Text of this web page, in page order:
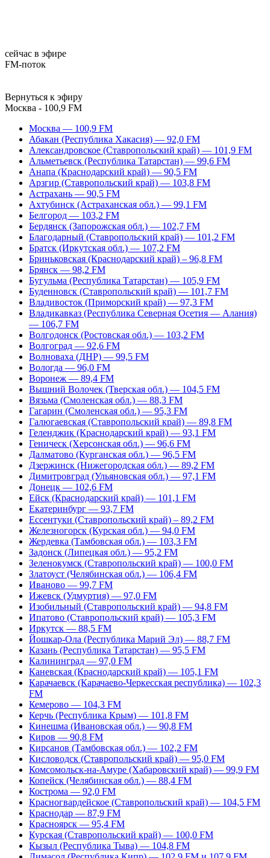
сейчас в эфире
FM-поток
Вернуться к эфиру
Москва - 100,9 FM
Москва — 100,9 FM
Абакан (Республика Хакасия) — 92,0 FM
Александровское (Ставропольский край) — 101,9 FM
Альметьевск (Республика Татарстан) — 99,6 FM
Анапа (Краснодарский край) — 90,5 FM
Арзгир (Ставропольский край) — 103,8 FM
Астрахань — 90,5 FM
Ахтубинск (Астраханская обл.) — 99,1 FM
Белгород — 103,2 FM
Бердянск (Запорожская обл.) — 102,7 FM
Благодарный (Ставропольский край) — 101,2 FM
Братск (Иркутская обл.) — 107,2 FM
Бриньковская (Краснодарский край) – 96,8 FM
Брянск — 98,2 FM
Бугульма (Республика Татарстан) — 105,9 FM
Буденновск (Ставропольский край) — 101,7 FM
Владивосток (Приморский край) — 97,3 FM
Владикавказ (Республика Северная Осетия — Алания)
— 106,7 FM
Волгодонск (Ростовская обл.) — 103,2 FM
Волгоград — 92,6 FM
Волноваха (ДНР) — 99,5 FM
Вологда — 96,0 FM
Воронеж — 89,4 FM
Вышний Волочек (Тверская обл.) — 104,5 FM
Вязьма (Смоленская обл.) — 88,3 FM
Гагарин (Смоленская обл.) — 95,3 FM
Галюгаевская (Ставропольский край) — 89,8 FM
Геленджик (Краснодарский край) — 93,1 FM
Геническ (Херсонская обл.) — 96,6 FM
Далматово (Курганская обл.) — 96,5 FM
Дзержинск (Нижегородская обл.) — 89,2 FM
Димитровград (Ульяновская обл.) — 97,1 FM
Донецк — 102,6 FM
Ейск (Краснодарский край) — 101,1 FM
Екатеринбург — 93,7 FM
Ессентуки (Ставропольский край) – 89,2 FM
Железногорск (Курская обл.) — 94,0 FM
Жердевка (Тамбовская обл.) — 103,3 FM
Задонск (Липецкая обл.) — 95,2 FM
Зеленокумск (Ставропольский край) — 100,0 FM
Златоуст (Челябинская обл.) — 106,4 FM
Иваново — 99,7 FM
Ижевск (Удмуртия) — 97,0 FM
Изобильный (Ставропольский край) — 94,8 FM
Ипатово (Ставропольский край) — 105,3 FM
Иркутск — 88,5 FM
Йошкар-Ола (Республика Марий Эл) — 88,7 FM
Казань (Республика Татарстан) — 95,5 FM
Калининград — 97,0 FM
Каневская (Краснодарский край) — 105,1 FM
Карачаевск (Карачаево-Черкесская республика) — 102,3
FM
Кемерово — 104,3 FM
Керчь (Республика Крым) — 101,8 FM
Кинешма (Ивановская обл.) — 90,8 FM
Киров — 90,8 FM
Кирсанов (Тамбовская обл.) — 102,2 FM
Кисловодск (Ставропольский край) — 95,0 FM
Комсомольск-на-Амуре (Хабаровский край) — 99,9 FM
Копейск (Челябинская обл.) — 88,4 FM
Кострома — 92,0 FM
Красногвардейское (Ставропольский край) — 104,5 FM
Краснодар — 87,9 FM
Красноярск — 95,4 FM
Курская (Ставропольский край) — 100,0 FM
Кызыл (Республика Тыва) — 104,8 FM